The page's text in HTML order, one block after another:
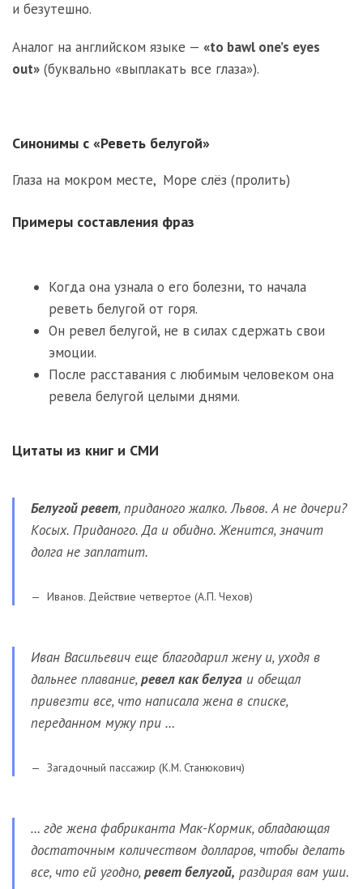
и безутешно.
Аналог на английском языке — «to bawl one’s eyes
out» (буквально «выплакать все глаза»).
Синонимы с «Реветь белугой»
Глаза на мокром месте, Море слёз (пролить)
Примеры составления фраз
Когда она узнала о его болезни, то начала
реветь белугой от горя.
Он ревел белугой, не в силах сдержать свои
эмоции.
После расставания с любимым человеком она
ревела белугой целыми днями.
Цитаты из книг и СМИ
Белугой ревет, приданого жалко. Львов. А не дочери?
Косых. Приданого. Да и обидно. Женится, значит
долга не заплатит.
Иванов. Действие четвертое (А.П. Чехов)
Иван Васильевич еще благодарил жену и, уходя в
дальнее плавание,ревел как белуга и обещал
привезти все, что написала жена в списке,
переданном мужу при …
Загадочный пассажир (К.М. Станюкович)
… где жена фабриканта Мак-Кормик, обладающая
достаточным количеством долларов, чтобы делать
все, что ей угодно,ревет белугой, раздирая вам уши.